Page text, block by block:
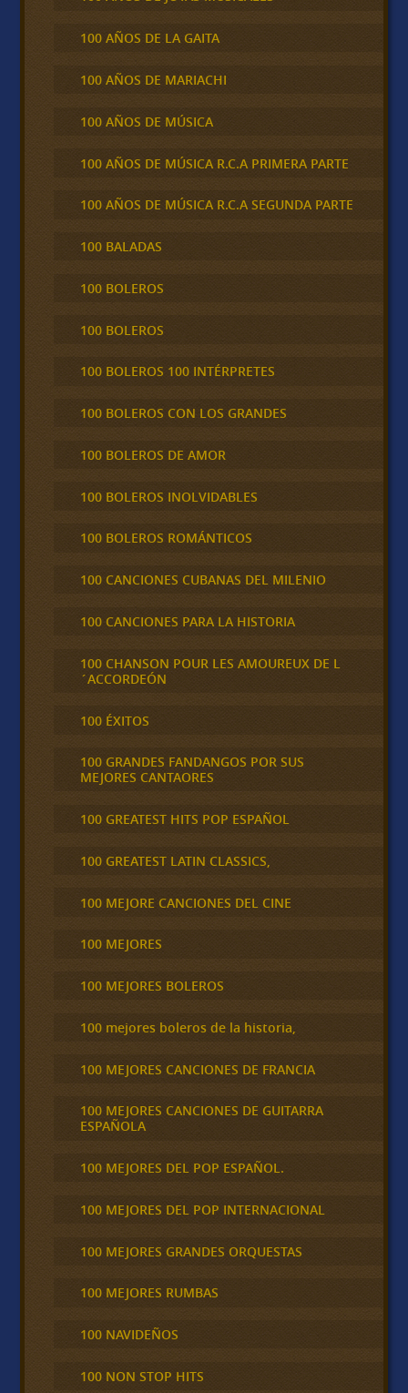
100 AÑOS DE LA GAITA
100 AÑOS DE MARIACHI
100 AÑOS DE MÚSICA
100 AÑOS DE MÚSICA R.C.A PRIMERA PARTE
100 AÑOS DE MÚSICA R.C.A SEGUNDA PARTE
100 BALADAS
100 BOLEROS
100 BOLEROS
100 BOLEROS 100 INTÉRPRETES
100 BOLEROS CON LOS GRANDES
100 BOLEROS DE AMOR
100 BOLEROS INOLVIDABLES
100 BOLEROS ROMÁNTICOS
100 CANCIONES CUBANAS DEL MILENIO
100 CANCIONES PARA LA HISTORIA
100 CHANSON POUR LES AMOUREUX DE L
´ACCORDEÓN
100 ÉXITOS
100 GRANDES FANDANGOS POR SUS
MEJORES CANTAORES
100 GREATEST HITS POP ESPAÑOL
100 GREATEST LATIN CLASSICS,
100 MEJORE CANCIONES DEL CINE
100 MEJORES
100 MEJORES BOLEROS
100 mejores boleros de la historia,
100 MEJORES CANCIONES DE FRANCIA
100 MEJORES CANCIONES DE GUITARRA
ESPAÑOLA
100 MEJORES DEL POP ESPAÑOL.
100 MEJORES DEL POP INTERNACIONAL
100 MEJORES GRANDES ORQUESTAS
100 MEJORES RUMBAS
100 NAVIDEÑOS
100 NON STOP HITS